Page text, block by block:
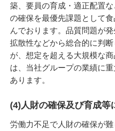
築、要員の育成・適正配置な
の確保を最優先課題として
んでおります。品質問題が
拡散性などから総合的に判
が、想定を超える大規模な
は、当社グループの業績に
あります。
(4)人財の確保及び育成等
労働力不足で人財の確保が